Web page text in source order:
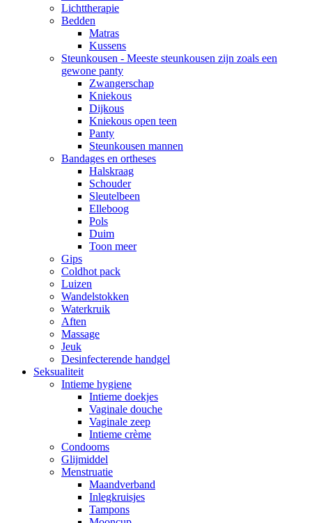
Lichttherapie
Bedden
Matras
Kussens
Steunkousen - Meeste steunkousen zijn zoals een
gewone panty
Zwangerschap
Kniekous
Dijkous
Kniekous open teen
Panty
Steunkousen mannen
Bandages en ortheses
Halskraag
Schouder
Sleutelbeen
Elleboog
Pols
Duim
Toon meer
Gips
Coldhot pack
Luizen
Wandelstokken
Waterkruik
Aften
Massage
Jeuk
Desinfecterende handgel
Seksualiteit
Intieme hygiene
Intieme doekjes
Vaginale douche
Vaginale zeep
Intieme crème
Condooms
Glijmiddel
Menstruatie
Maandverband
Inlegkruisjes
Tampons